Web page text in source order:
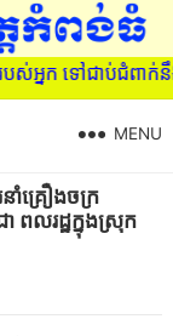
ប់ជំពាក់នឹងគ្
MENU
ាំគ្រឿងចក្រ
ពលរដ្ឋក្នុងស្រុក